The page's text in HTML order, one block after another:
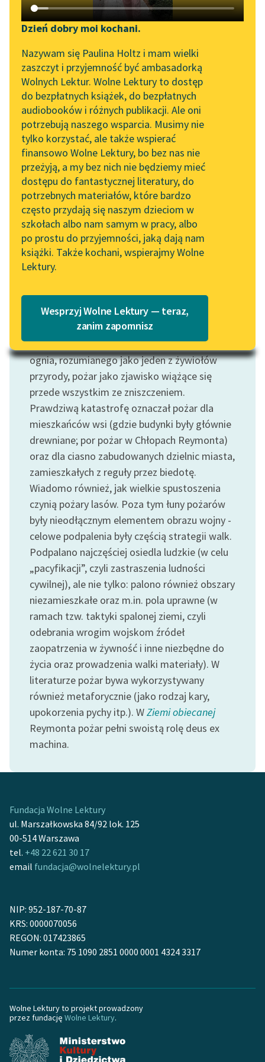
Katalog DAISY
Podkasty o książkach
Zgłoś brak utworu
Aktualności
Zapraszamy na spotkanie
online z tłumaczkami
literatury skandynawskiej
Spotkanie z Katarzyną
Tunkiel w Oslo
Wolne Lektury na 32.
Pol’and’Rock Festivalu
„Kochanek Lady
Chatterley” do słuchania
na Wolnych Lekturach
Nowy audiobook –
„Marzenie o Oriencie”
Lektury szkolne i klasyka
literatury do słuchania dla
uczennic i uczniów z
niepełnosprawnościami
E-kolekcja lektur
szkolnych i literatury do
słuchania dla uczennic i
uczniów z
niepełnosprawnościami
Feministyczne inspiracje.
Popularyzacja
skandynawskiej literatury
feministycznej
Ręce pełne poezji
Kolekcje edukacyjne
twórców przechodzących
do domeny publicznej,
lektur szkolnych oraz
Starego Testamentu
Odkurzamy bohaterów
Szkoła Poezji Wolnych
Lektur
Narzędzia
Mapa Wolnych Lektur
Leśmianator
Przewodnik dla piszących i
czytających
API
OAI-PMH
Widget Wolnych Lektur
Przypisy
Katalog w formacie PDF
O nas
Zespół
Zasady wykorzystania
Wolnych Lektur
Materiały promocyjne
Polityka prywatności
Regulamin biblioteki
Regulamin darowizn
Informacja o treściach
wrażliwych
Dzień dobry moi kochani.
Nazywam się Paulina Holtz i mam wielki
zaszczyt i przyjemność być ambasadorką
Wolnych Lektur. Wolne Lektury to dostęp
do bezpłatnych książek, do bezpłatnych
audiobooków i różnych publikacji. Ale oni
potrzebują naszego wsparcia. Musimy nie
tylko korzystać, ale także wspierać
finansowo Wolne Lektury, bo bez nas nie
przeżyją, a my bez nich nie będziemy mieć
dostępu do fantastycznej literatury, do
potrzebnych materiałów, które bardzo
często przydają się naszym dzieciom w
szkołach albo nam samym w pracy, albo
po prostu do przyjemności, jaką dają nam
książki. Także kochani, wspierajmy Wolne
Lektury.
Wesprzyj Wolne Lektury — teraz,
zanim zapomnisz
Kornel Makuszyński
Ewy
– Coś się pali…
— Aha! — rzekła Ewcia
— Coś się pali.
— Jakiś papier czy
pierze?
— Mnie się...
Czytaj więcej
Motyw: Pożar
Choć ogień jest jego przyczyną i, by tak rzec,
główną substancją – odróżniliśmy od motywu
ognia, rozumianego jako jeden z żywiołów
przyrody, pożar jako zjawisko wiążące się
przede wszystkim ze zniszczeniem.
Prawdziwą katastrofę oznaczał pożar dla
mieszkańców wsi (gdzie budynki były głównie
drewniane; por pożar w Chłopach Reymonta)
oraz dla ciasno zabudowanych dzielnic miasta,
zamieszkałych z reguły przez biedotę.
Wiadomo również, jak wielkie spustoszenia
czynią pożary lasów. Poza tym łuny pożarów
były nieodłącznym elementem obrazu wojny -
celowe podpalenia były częścią strategii walk.
Podpalano najczęściej osiedla ludzkie (w celu
„pacyfikacji”, czyli zastraszenia ludności
cywilnej), ale nie tylko: palono również obszary
niezamieszkałe oraz m.in. pola uprawne (w
ramach tzw. taktyki spalonej ziemi, czyli
odebrania wrogim wojskom źródeł
zaopatrzenia w żywność i inne niezbędne do
życia oraz prowadzenia walki materiały). W
literaturze pożar bywa wykorzystywany
również metaforycznie (jako rodzaj kary,
upokorzenia pychy itp.). WZiemi obiecanej
Reymonta pożar pełni swoistą rolę deus ex
machina.
Fundacja Wolne Lektury
ul. Marszałkowska 84/92 lok. 125
00-514 Warszawa
tel. +48 22 621 30 17
email fundacja@wolnelektury.pl
NIP: 952-187-70-87
KRS: 0000070056
REGON: 017423865
Numer konta: 75 1090 2851 0000 0001 4324 3317
Wolne Lektury to projekt prowadzony
przez fundację Wolne Lektury.